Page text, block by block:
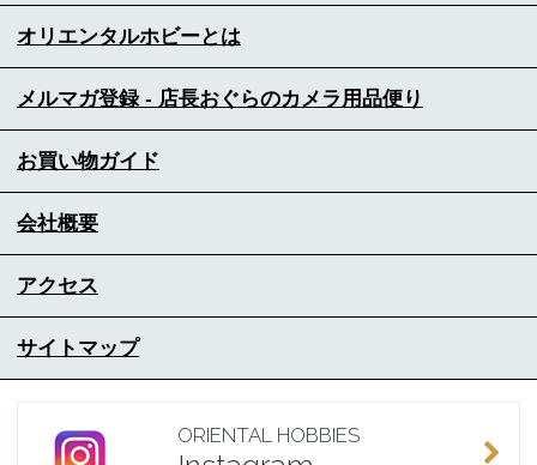
オリエンタルホビーとは
メルマガ登録 - 店長おぐらのカメラ用品便り
お買い物ガイド
会社概要
アクセス
サイトマップ
ORIENTAL HOBBIES